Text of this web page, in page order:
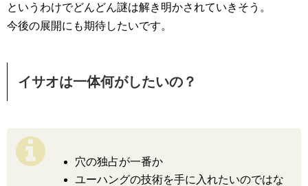
というわけでどんどん謎は解き明かされていきそう。
今後の展開にも期待したいです。
イサオは一体何がしたいの？
穴の独占が一番か
ユーハングの技術を手に入れたいのではな